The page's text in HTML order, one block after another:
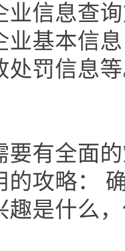
业信息查
业基本信
处罚信息
要有全面
的攻略：
趣是什么